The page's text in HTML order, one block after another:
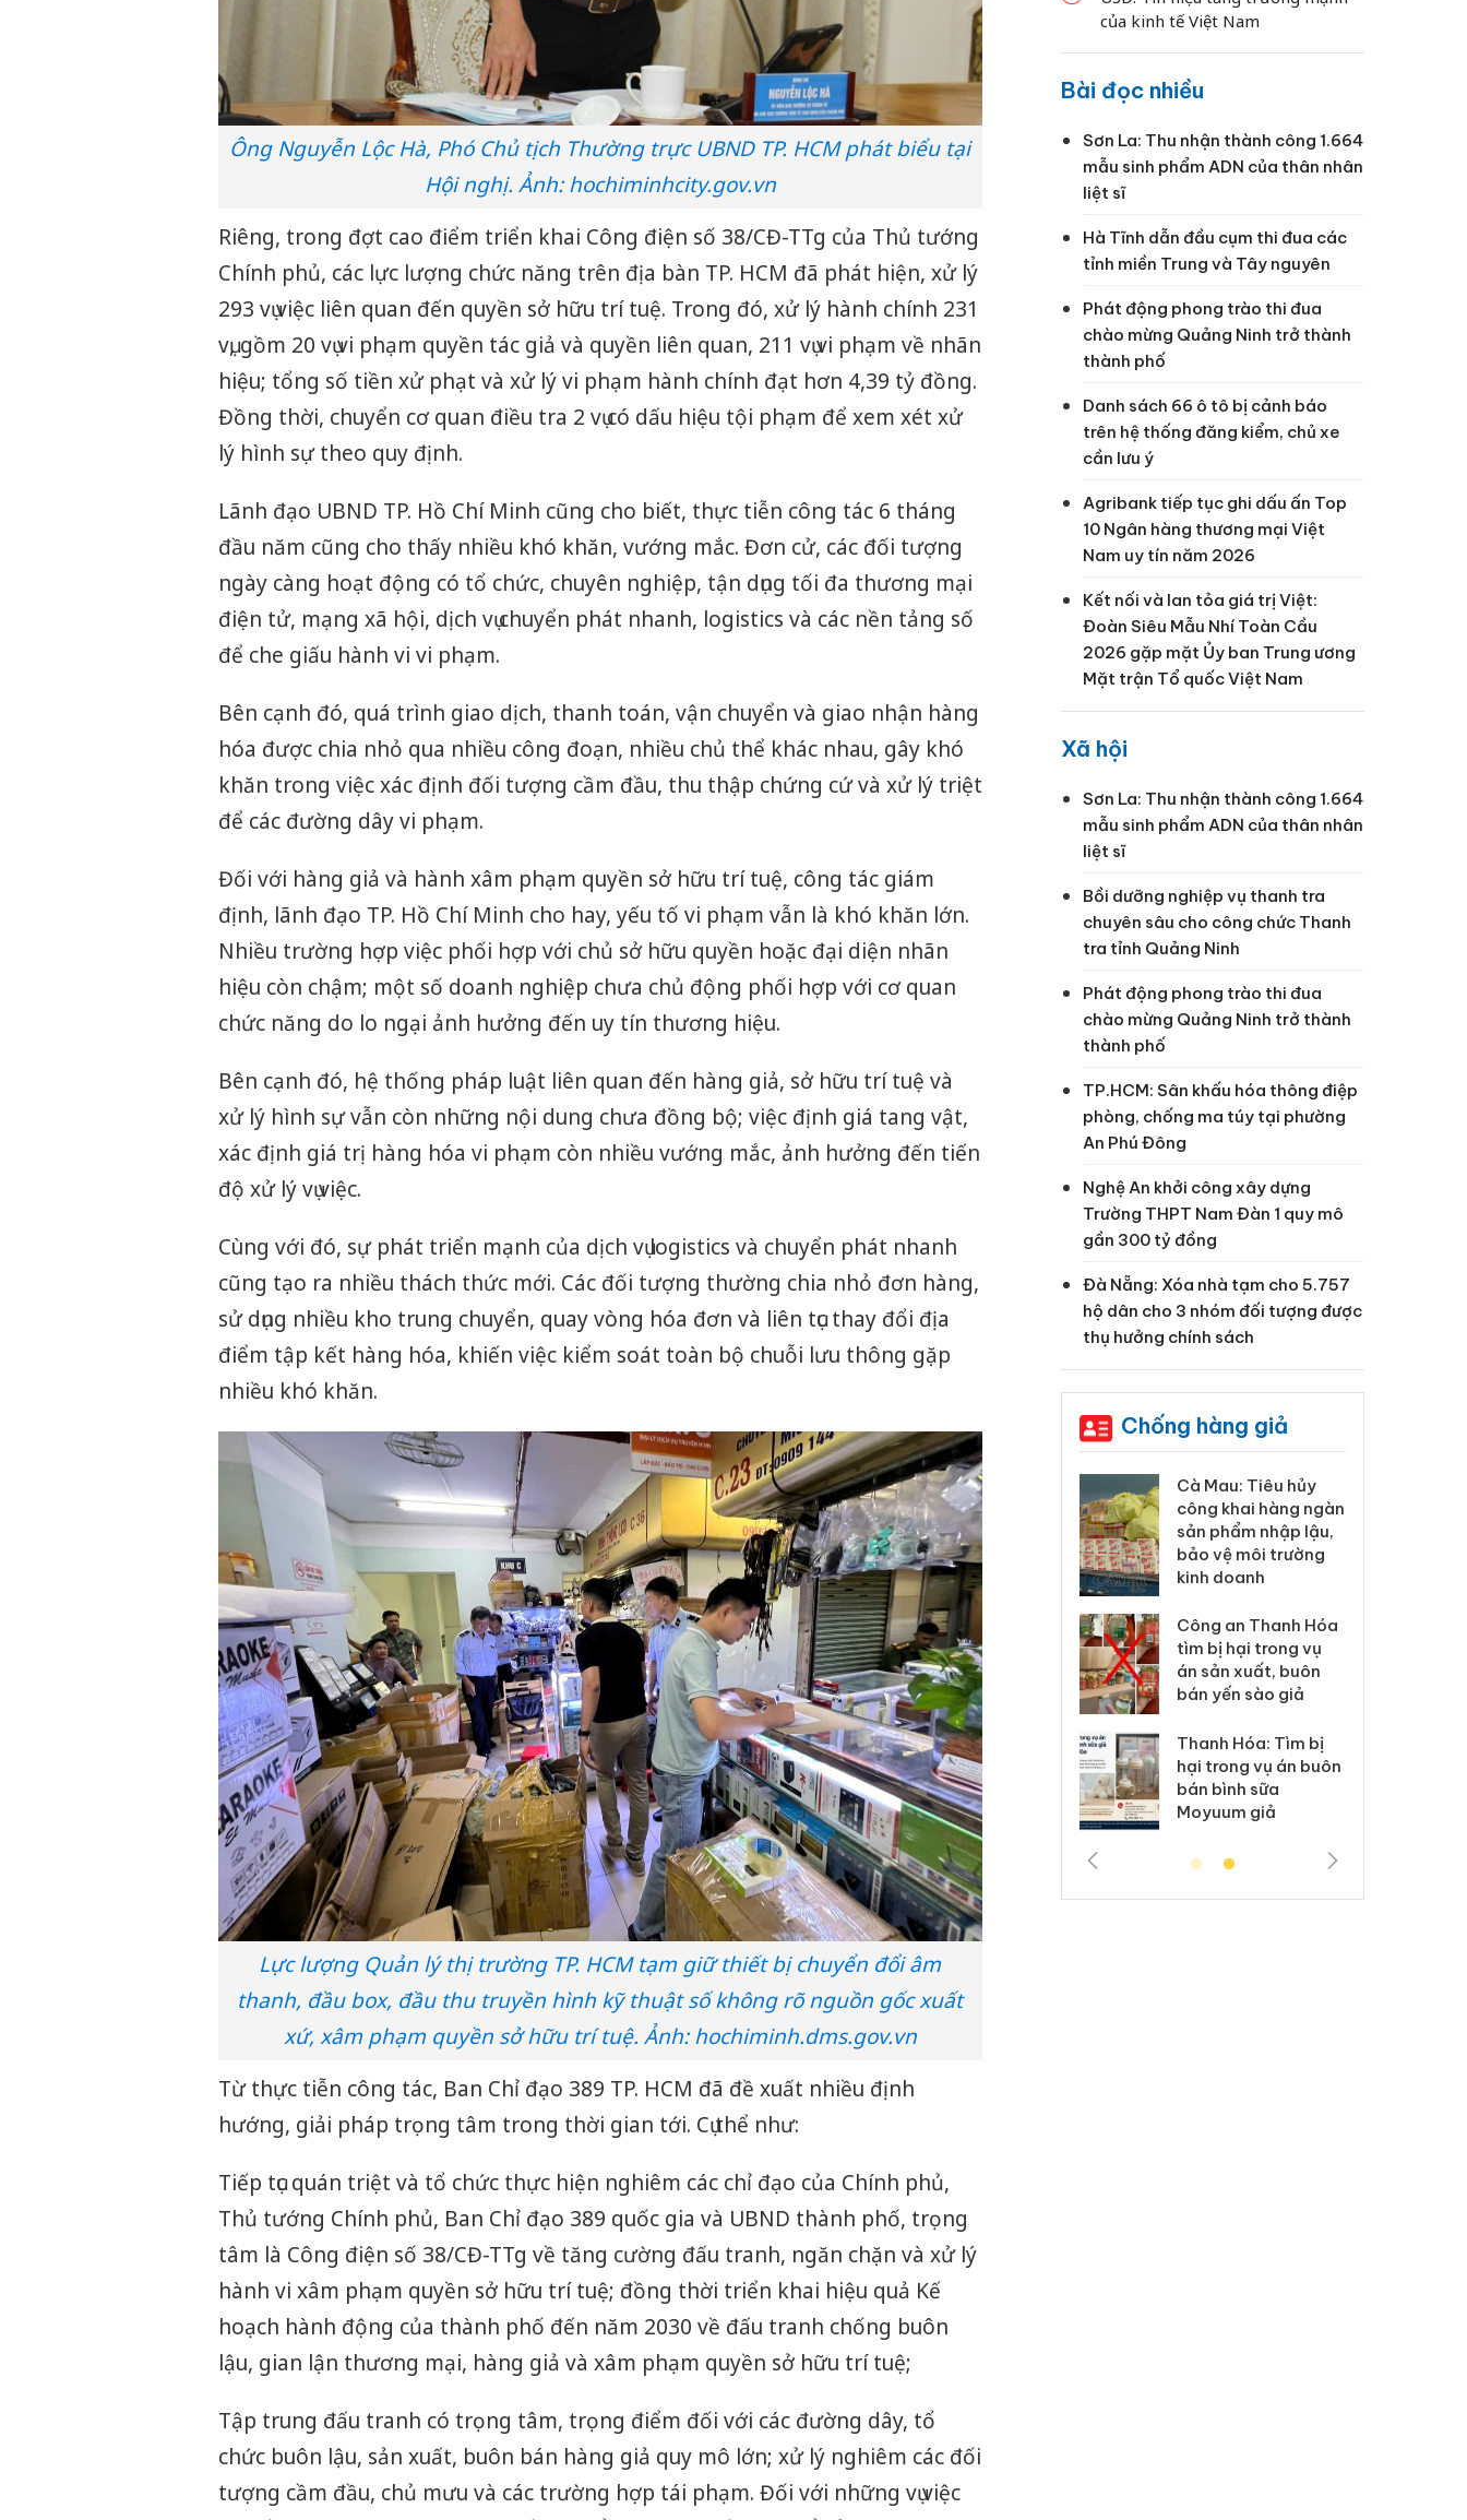
Ông Nguyễn Lộc Hà, Phó Chủ tịch Thường trực UBND TP. HCM phát biểu tại
Hội nghị. Ảnh: hochiminhcity.gov.vn
Riêng, trong đợt cao điểm triển khai Công điện số 38/CĐ-TTg của Thủ tướng
Chính phủ, các lực lượng chức năng trên địa bàn TP. HCM đã phát hiện, xử lý
293 vụ việc liên quan đến quyền sở hữu trí tuệ. Trong đó, xử lý hành chính 231
vụ, gồm 20 vụ vi phạm quyền tác giả và quyền liên quan, 211 vụ vi phạm về nhãn
hiệu; tổng số tiền xử phạt và xử lý vi phạm hành chính đạt hơn 4,39 tỷ đồng.
Đồng thời, chuyển cơ quan điều tra 2 vụ có dấu hiệu tội phạm để xem xét xử
lý hình sự theo quy định.
Lãnh đạo UBND TP. Hồ Chí Minh cũng cho biết, thực tiễn công tác 6 tháng
đầu năm cũng cho thấy nhiều khó khăn, vướng mắc. Đơn cử, các đối tượng
ngày càng hoạt động có tổ chức, chuyên nghiệp, tận dụng tối đa thương mại
điện tử, mạng xã hội, dịch vụ chuyển phát nhanh, logistics và các nền tảng số
để che giấu hành vi vi phạm.
Bên cạnh đó, quá trình giao dịch, thanh toán, vận chuyển và giao nhận hàng
hóa được chia nhỏ qua nhiều công đoạn, nhiều chủ thể khác nhau, gây khó
khăn trong việc xác định đối tượng cầm đầu, thu thập chứng cứ và xử lý triệt
để các đường dây vi phạm.
Đối với hàng giả và hành xâm phạm quyền sở hữu trí tuệ, công tác giám
định, lãnh đạo TP. Hồ Chí Minh cho hay, yếu tố vi phạm vẫn là khó khăn lớn.
Nhiều trường hợp việc phối hợp với chủ sở hữu quyền hoặc đại diện nhãn
hiệu còn chậm; một số doanh nghiệp chưa chủ động phối hợp với cơ quan
chức năng do lo ngại ảnh hưởng đến uy tín thương hiệu.
Bên cạnh đó, hệ thống pháp luật liên quan đến hàng giả, sở hữu trí tuệ và
xử lý hình sự vẫn còn những nội dung chưa đồng bộ; việc định giá tang vật,
xác định giá trị hàng hóa vi phạm còn nhiều vướng mắc, ảnh hưởng đến tiến
độ xử lý vụ việc.
Cùng với đó, sự phát triển mạnh của dịch vụ logistics và chuyển phát nhanh
cũng tạo ra nhiều thách thức mới. Các đối tượng thường chia nhỏ đơn hàng,
sử dụng nhiều kho trung chuyển, quay vòng hóa đơn và liên tục thay đổi địa
điểm tập kết hàng hóa, khiến việc kiểm soát toàn bộ chuỗi lưu thông gặp
nhiều khó khăn.
Lực lượng Quản lý thị trường TP. HCM tạm giữ thiết bị chuyển đổi âm
thanh, đầu box, đầu thu truyền hình kỹ thuật số không rõ nguồn gốc xuất
xứ, xâm phạm quyền sở hữu trí tuệ. Ảnh: hochiminh.dms.gov.vn
Từ thực tiễn công tác, Ban Chỉ đạo 389 TP. HCM đã đề xuất nhiều định
hướng, giải pháp trọng tâm trong thời gian tới. Cụ thể như:
Tiếp tục quán triệt và tổ chức thực hiện nghiêm các chỉ đạo của Chính phủ,
Thủ tướng Chính phủ, Ban Chỉ đạo 389 quốc gia và UBND thành phố, trọng
tâm là Công điện số 38/CĐ-TTg về tăng cường đấu tranh, ngăn chặn và xử lý
hành vi xâm phạm quyền sở hữu trí tuệ; đồng thời triển khai hiệu quả Kế
hoạch hành động của thành phố đến năm 2030 về đấu tranh chống buôn
lậu, gian lận thương mại, hàng giả và xâm phạm quyền sở hữu trí tuệ;
Tập trung đấu tranh có trọng tâm, trọng điểm đối với các đường dây, tổ
chức buôn lậu, sản xuất, buôn bán hàng giả quy mô lớn; xử lý nghiêm các đối
tượng cầm đầu, chủ mưu và các trường hợp tái phạm. Đối với những vụ việc
của kinh tế Việt Nam
Bài đọc nhiều
Sơn La: Thu nhận thành công 1.664
mẫu sinh phẩm ADN của thân nhân
liệt sĩ
Hà Tĩnh dẫn đầu cụm thi đua các
tỉnh miền Trung và Tây nguyên
Phát động phong trào thi đua
chào mừng Quảng Ninh trở thành
thành phố
Danh sách 66 ô tô bị cảnh báo
trên hệ thống đăng kiểm, chủ xe
cần lưu ý
Agribank tiếp tục ghi dấu ấn Top
10 Ngân hàng thương mại Việt
Nam uy tín năm 2026
Kết nối và lan tỏa giá trị Việt:
Đoàn Siêu Mẫu Nhí Toàn Cầu
2026 gặp mặt Ủy ban Trung ương
Mặt trận Tổ quốc Việt Nam
Xã hội
Sơn La: Thu nhận thành công 1.664
mẫu sinh phẩm ADN của thân nhân
liệt sĩ
Bồi dưỡng nghiệp vụ thanh tra
chuyên sâu cho công chức Thanh
tra tỉnh Quảng Ninh
Phát động phong trào thi đua
chào mừng Quảng Ninh trở thành
thành phố
TP.HCM: Sân khấu hóa thông điệp
phòng, chống ma túy tại phường
An Phú Đông
Nghệ An khởi công xây dựng
Trường THPT Nam Đàn 1 quy mô
gần 300 tỷ đồng
Đà Nẵng: Xóa nhà tạm cho 5.757
hộ dân cho 3 nhóm đối tượng được
thụ hưởng chính sách
Chống hàng giả
Cà Mau: Tiêu hủy
công khai hàng ngàn
sản phẩm nhập lậu,
bảo vệ môi trường
kinh doanh
Công an Thanh Hóa
tìm bị hại trong vụ
án sản xuất, buôn
bán yến sào giả
Thanh Hóa: Tìm bị
hại trong vụ án buôn
bán bình sữa
Moyuum giả
Khẩn trương xác
minh, xử lý sản phẩm
Slimaura Care x3 sử
dụng giấy phép giả
mạo
Lào Cai xử lý 83 vụ vi
phạm thương mại
trong tháng 7
Hưng Yên: Xử lý 6 hộ
kinh doanh bán hàng
giả mạo nhãn hiệu
Adidas, Nike